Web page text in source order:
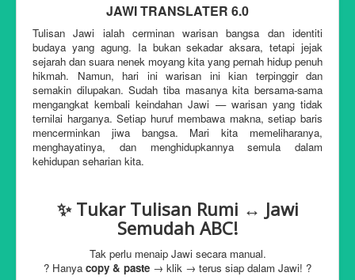
JAWI TRANSLATER 6.0
Tulisan Jawi ialah cerminan warisan bangsa dan identiti
budaya yang agung. Ia bukan sekadar aksara, tetapi jejak
sejarah dan suara nenek moyang kita yang pernah hidup penuh
hikmah. Namun, hari ini warisan ini kian terpinggir dan
semakin dilupakan. Sudah tiba masanya kita bersama-sama
mengangkat kembali keindahan Jawi — warisan yang tidak
ternilai harganya. Setiap huruf membawa makna, setiap baris
mencerminkan jiwa bangsa. Mari kita memeliharanya,
menghayatinya, dan menghidupkannya semula dalam
kehidupan seharian kita.
✨ Tukar Tulisan Rumi ↔ Jawi
Semudah ABC!
Tak perlu menaip Jawi secara manual.
? Hanya copy & paste → klik → terus siap dalam Jawi! ?